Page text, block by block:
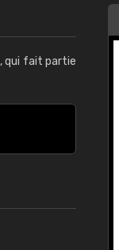
, qui fait partie